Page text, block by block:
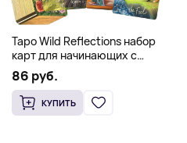
Таро Wild Reflections набор
карт для начинающих с
книгой (78 карт, золочёные
края)
86 руб.
КУПИТЬ